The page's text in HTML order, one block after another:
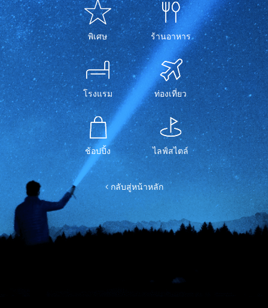
พิเศษ ร้านอาหาร
โรงแรม ท่องเที่ยว
ช้อปปิ้ง ไลฟ์สไตล์
< กลับสู่หน้าหลัก